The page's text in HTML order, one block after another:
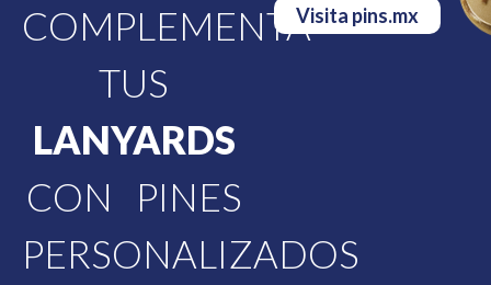
COMPLEMENTA
TUS
LANYARDS
CON PINES
PERSONALIZADOS
Visita pins.mx